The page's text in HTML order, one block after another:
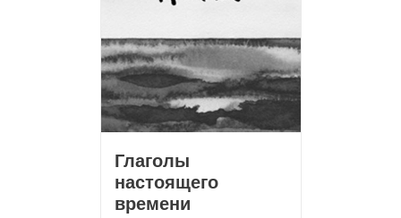
Глаголы
настоящего
времени